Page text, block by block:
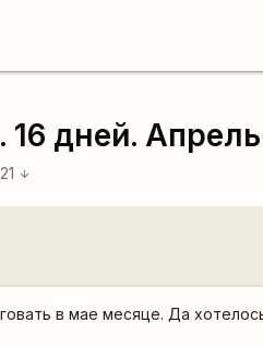
дней.
arrow_downward
в мае месяце. Да